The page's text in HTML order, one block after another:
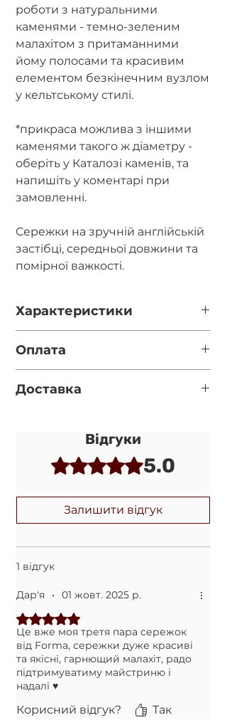
роботи з натуральними
каменями - темно-зеленим
малахітом з притаманними
йому полосами та красивим
елементом безкінечним вузлом
у кельтському стилі.
*прикраса можлива з іншими
каменями такого ж діаметру -
оберіть у Каталозі каменів, та
напишіть у коментарі при
замовленні.
Сережки на зручній англійській
застібці, середньої довжини та
помірної важкості.
Характеристики
Діаметр каменю - 10мм.
Фурнітура - срібло 925 проби.
Оплата
прикраси за реквізитами у
телефону при оформленні
ФОП, а решту післяплатою на Новій
Пошті. Комісію за повернення
коштів оплачує Покупець.
Доставка
вказано номер відділення у
обовязковому полі)
Укрпошта (якщо не вказано номер
Відгуки
Оцінка: 5 із 5 зірочок.5.0
Залишити відгук
1 відгук
Дар'я • 01 жовт. 2025 р.
Оцінка: 5 із 5 зірочок.
Це вже моя третя пара сережок
від Forma, сережки дуже красиві
та якісні, гарнющий малахіт, радо
підтримуватиму майстриню і
надалі ♥️
Корисний відгук? Так